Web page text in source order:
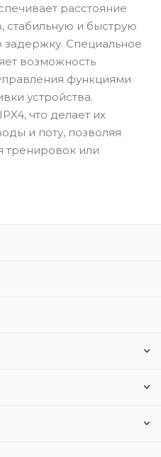
расстояние
стабильную и быструю
Специальное
возможность
функциями
устройства.
что делает их
и поту, позволяя
тренировок или